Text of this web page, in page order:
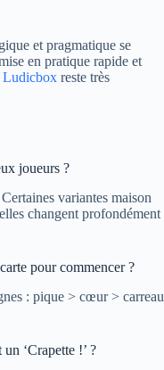
et pragmatique se
en pratique rapide et
Ludicbox reste très
joueurs ?
variantes maison
changent profondément
pour commencer ?
: pique > cœur > carreau
‘Crapette !’ ?